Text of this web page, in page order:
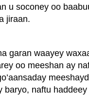
u soconey oo
jiraan.
garan waayey
oo meeshan ay
baryo, naftu